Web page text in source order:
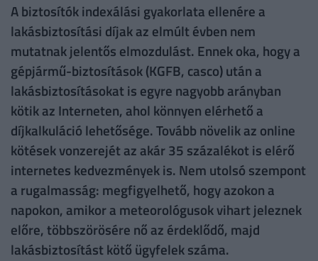
A biztosítók indexálási gyakorlata ellenére a
lakásbiztosítási díjak az elmúlt évben nem
mutatnak jelentős elmozdulást. Ennek oka, hogy a
gépjármű-biztosítások (KGFB, casco) után a
lakásbiztosításokat is egyre nagyobb arányban
kötik az Interneten, ahol könnyen elérhető a
díjkalkuláció lehetősége. Tovább növelik az online
kötések vonzerejét az akár 35 százalékot is elérő
internetes kedvezmények is. Nem utolsó szempont
a rugalmasság: megfigyelhető, hogy azokon a
napokon, amikor a meteorológusok vihart jeleznek
előre, többszörösére nő az érdeklődő, majd
lakásbiztosítást kötő ügyfelek száma.